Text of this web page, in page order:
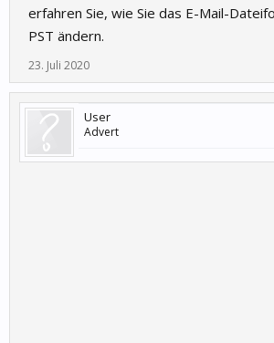
erfahren Sie, wie Sie das E-Mail-
PST ändern.
23. Juli 2020
User
Advert